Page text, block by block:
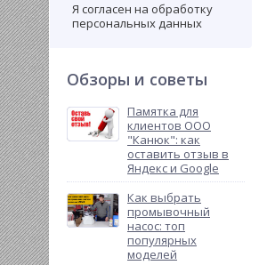
Я согласен на обработку
персональных данных
Обзоры и советы
Памятка для
клиентов ООО
"Канюк": как
оставить отзыв в
Яндекс и Google
Как выбрать
промывочный
насос: топ
популярных
моделей